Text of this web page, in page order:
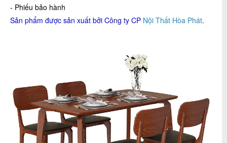
- Phiếu bảo hành
Sản phẩm được sản xuất bởi Công ty CP Nội Thất Hòa Phát.